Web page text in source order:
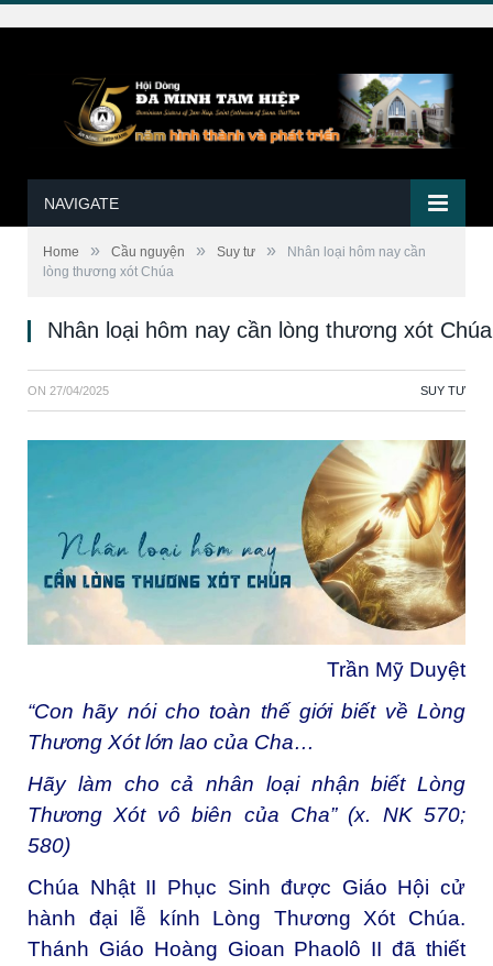
NAVIGATE
Home » Cầu nguyện » Suy tư »
Nhân loại hôm nay cần
lòng thương xót Chúa
Nhân loại hôm nay cần lòng thương xót Chúa
ON 27/04/2025 SUY TƯ
Trần Mỹ Duyệt
“Con hãy nói cho toàn thế giới biết về Lòng
Thương Xót lớn lao của Cha…
Hãy làm cho cả nhân loại nhận biết Lòng
Thương Xót vô biên của Cha” (x. NK 570;
580)
Chúa Nhật II Phục Sinh được Giáo Hội cử
hành đại lễ kính Lòng Thương Xót Chúa.
Thánh Giáo Hoàng Gioan Phaolô II đã thiết